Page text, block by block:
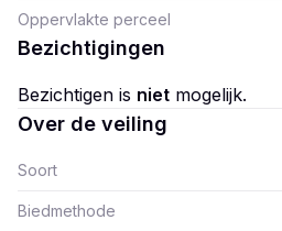
Oppervlakte perceel
Bezichtigingen
Bezichtigen is niet mogelijk.
Over de veiling
Soort
Biedmethode